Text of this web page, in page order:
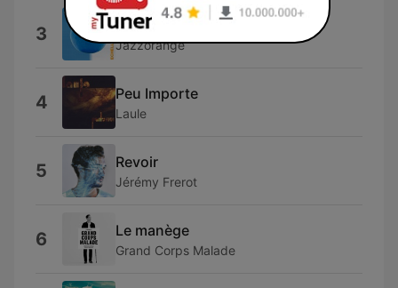
3 Soirée mondaine
Jazzorange
4 Peu Importe
Laule
5 Revoir
Jérémy Frerot
6 Le manège
Grand Corps Malade